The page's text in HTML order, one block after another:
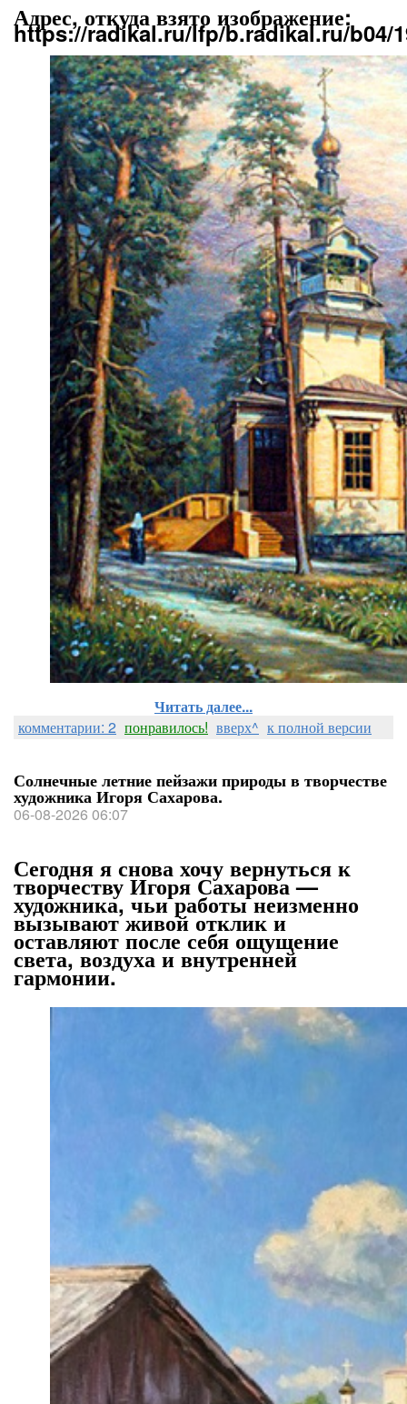
Адрес, откуда взято изображение:
https://radikal.ru/lfp/b.radikal.ru/b04/
Читать далее...
комментарии: 2 понравилось! вверх^ к полной версии
Солнечные летние пейзажи природы в творчестве
художника Игоря Сахарова.
06-08-2026 06:07
Сегодня я снова хочу вернуться к
творчеству Игоря Сахарова —
художника, чьи работы неизменно
вызывают живой отклик и
оставляют после себя ощущение
света, воздуха и внутренней
гармонии.